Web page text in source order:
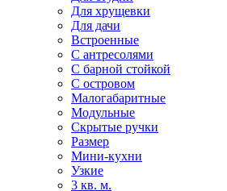
Для хрущевки
Для дачи
Встроенные
С антресолями
С барной стойкой
С островом
Малогабаритные
Модульные
Скрытые ручки
Размер
Мини-кухни
Узкие
3 кв. м.